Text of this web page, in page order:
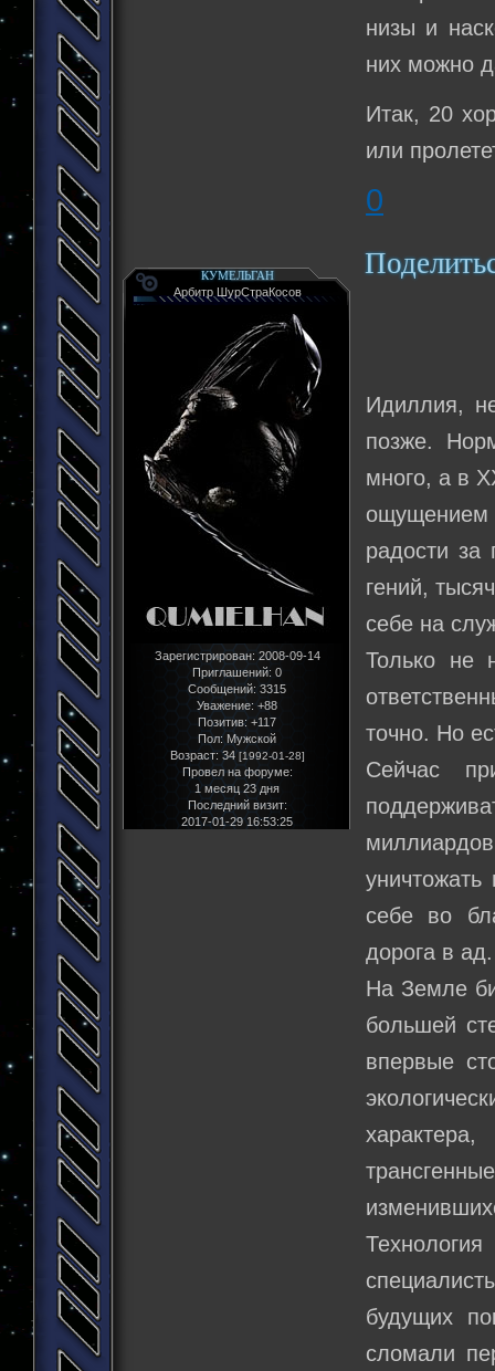
низы и
них можно
Итак, 20
или
0
КУМЕЛЬГАН
Арбитр ШурСтраКосов
Зарегистрирован: 2008-09-14
Приглашений: 0
Сообщений: 3315
Уважение: +88
Позитив: +117
Пол: Мужской
Возраст: 34 [1992-01-28]
Провел на форуме:
1 месяц 23 дня
Последний визит:
2017-01-29 16:53:25
Идиллия,
позже.
много, а в
ощущением
радости за
гений,
себе на
Только не
точно. Но
Сейчас
себе во
дорога в ад.
На Земле
большей
впервые
будущих
сломали